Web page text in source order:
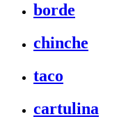
borde
chinche
taco
cartulina